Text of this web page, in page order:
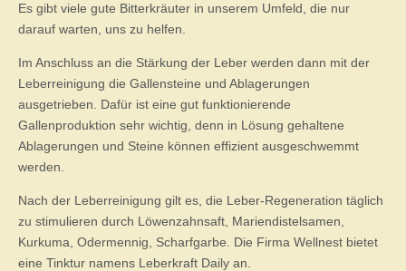
Es gibt viele gute Bitterkräuter in unserem Umfeld, die nur
darauf warten, uns zu helfen.
Im Anschluss an die Stärkung der Leber werden dann mit der
Leberreinigung die Gallensteine und Ablagerungen
ausgetrieben. Dafür ist eine gut funktionierende
Gallenproduktion sehr wichtig, denn in Lösung gehaltene
Ablagerungen und Steine können effizient ausgeschwemmt
werden.
Nach der Leberreinigung gilt es, die Leber-Regeneration täglich
zu stimulieren durch Löwenzahnsaft, Mariendistelsamen,
Kurkuma, Odermennig, Scharfgarbe. Die Firma Wellnest bietet
eine Tinktur namens Leberkraft Daily an.